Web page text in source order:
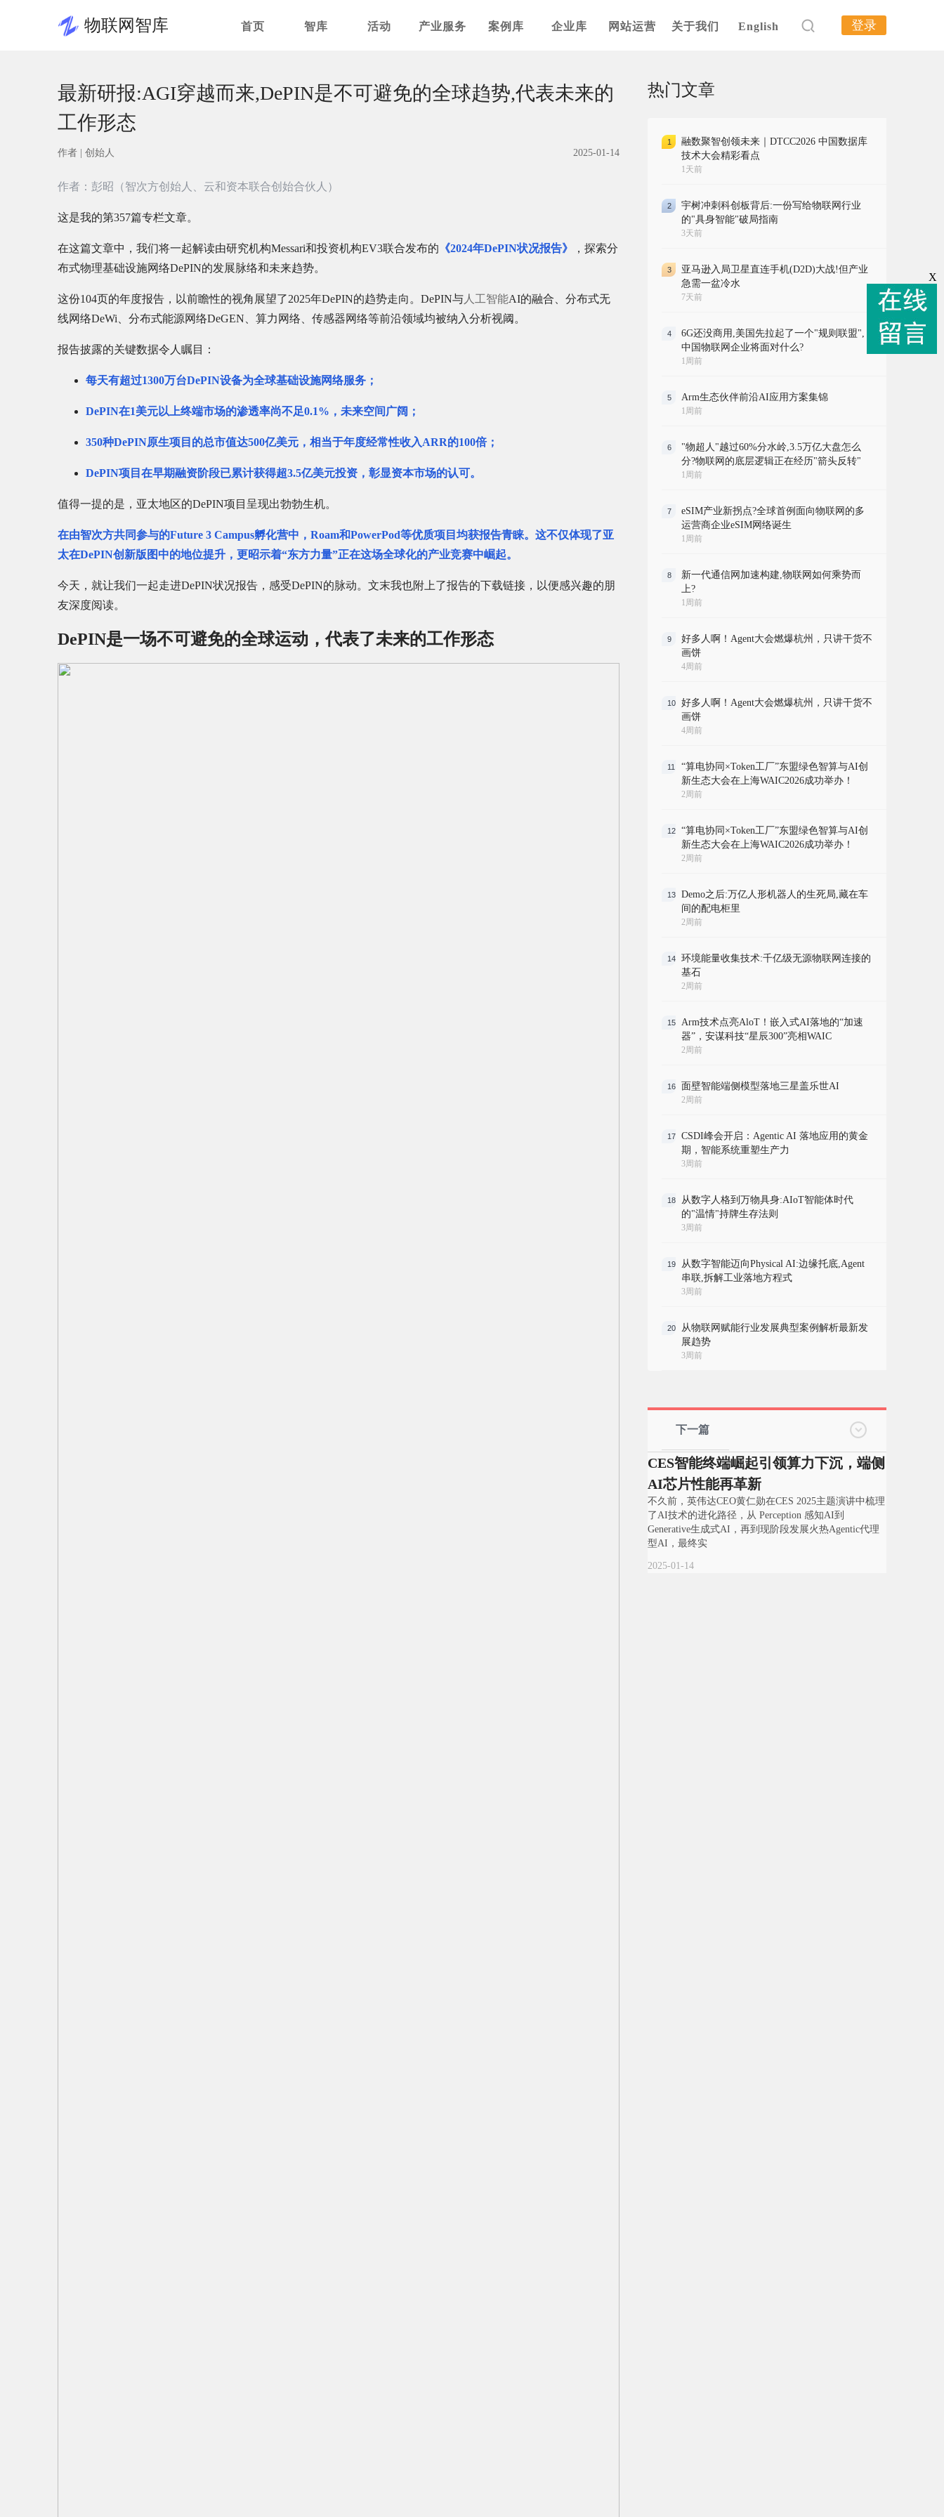
物联网智库 首页 智库 活动 产业服务 案例库 企业库 网站运营 关于我们 English 登录
最新研报:AGI穿越而来,DePIN是不可避免的全球趋势,代表未来的
工作形态
作者 | 创始人 2025-01-14
作者：彭昭（智次方创始人、云和资本联合创始合伙人）
这是我的第357篇专栏文章。
在这篇文章中，我们将一起解读由研究机构Messari和投资机构EV3联合发布的 《2024年DePIN状况报告》
，探索分
布式物理基础设施网络DePIN的发展脉络和未来趋势。
这份104页的年度报告，以前瞻性的视角展望了2025年DePIN的趋势走向。DePIN与 人工智能AI的融合、分布式无
线网络DeWi、分布式能源网络DeGEN、算力网络、传感器网络等前沿领域均被纳入分析视阈。
报告披露的关键数据令人瞩目：
每天有超过1300万台DePIN设备为全球基础设施网络服务；
DePIN在1美元以上终端市场的渗透率尚不足0.1%，未来空间广阔；
350种DePIN原生项目的总市值达500亿美元，相当于年度经常性收入ARR的100倍；
DePIN项目在早期融资阶段已累计获得超3.5亿美元投资，彰显资本市场的认可。
值得一提的是，亚太地区的DePIN项目呈现出勃勃生机。
在由智次方共同参与的Future 3 Campus孵化营中，Roam和PowerPod等优质项目均获报告青睐。这不仅体现了亚
太在DePIN创新版图中的地位提升，更昭示着“东方力量”正在这场全球化的产业竞赛中崛起。
今天，就让我们一起走进DePIN状况报告，感受DePIN的脉动。文末我也附上了报告的下载链接，以便感兴趣的朋
友深度阅读。
DePIN是一场不可避免的全球运动，代表了未来的工作形态
热门文章
1
融数聚智创领未来｜DTCC2026 中国数据库
技术大会精彩看点
1天前
2
宇树冲刺科创板背后:一份写给物联网行业
的"具身智能"破局指南
3天前
3
亚马逊入局卫星直连手机(D2D)大战!但产业
急需一盆冷水
7天前
4
6G还没商用,美国先拉起了一个"规则联盟",
中国物联网企业将面对什么?
1周前
5 Arm生态伙伴前沿AI应用方案集锦
1周前
6
"物超人"越过60%分水岭,3.5万亿大盘怎么
分?物联网的底层逻辑正在经历"箭头反转"
1周前
7
eSIM产业新拐点?全球首例面向物联网的多
运营商企业eSIM网络诞生
1周前
8
新一代通信网加速构建,物联网如何乘势而
上?
1周前
9
好多人啊！Agent大会燃爆杭州，只讲干货不
画饼
4周前
10
好多人啊！Agent大会燃爆杭州，只讲干货不
画饼
4周前
11
“算电协同×Token工厂”东盟绿色智算与AI创
新生态大会在上海WAIC2026成功举办！
2周前
12
“算电协同×Token工厂”东盟绿色智算与AI创
新生态大会在上海WAIC2026成功举办！
2周前
13
Demo之后:万亿人形机器人的生死局,藏在车
间的配电柜里
2周前
14
环境能量收集技术:千亿级无源物联网连接的
基石
2周前
15
Arm技术点亮AloT！嵌入式AI落地的“加速
器”，安谋科技“星辰300”亮相WAIC
2周前
16 面壁智能端侧模型落地三星盖乐世AI
2周前
17
CSDI峰会开启：Agentic AI 落地应用的黄金
期，智能系统重塑生产力
3周前
18
从数字人格到万物具身:AIoT智能体时代
的"温情"持牌生存法则
3周前
19
从数字智能迈向Physical AI:边缘托底,Agent
串联,拆解工业落地方程式
3周前
20
从物联网赋能行业发展典型案例解析最新发
展趋势
3周前
下一篇
CES智能终端崛起引领算力下沉，端侧
AI芯片性能再革新
不久前，英伟达CEO黄仁勋在CES 2025主题演讲中梳理
了AI技术的进化路径，从 Perception 感知AI到
Generative生成式AI，再到现阶段发展火热Agentic代理
型AI，最终实
2025-01-14
X